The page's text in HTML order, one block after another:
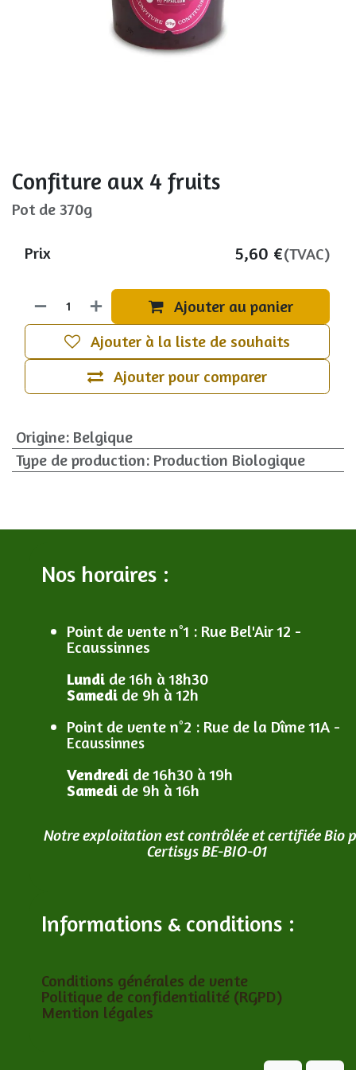
Confiture aux 4 fruits
Pot de 370g
Ajouter au panier
Ajouter pour comparer
Ajouter à la liste de souhaits
Prix 5,60 €(TVAC)
Origine: Belgique
Type de production: Production Biologique
Nos horaires :
Point de vente n°1 : Rue Bel'Air 12 -
Ecaussinnes
Lundi de 16h à 18h30
Samedi de 9h à 12h
Point de vente n°2 : Rue de la Dîme 11A -
Ecaussinnes
Vendredi de 16h30 à 19h
Samedi de 9h à 16h
Notre exploitation est contrôlée et certifiée Bio
Certisys BE-BIO-01
Informations & conditions :
Conditions générales de vente
Politique de confidentialité (RGPD)
Mention légales